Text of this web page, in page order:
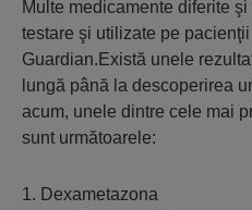
Multe medicamente diferite
testare şi utilizate pe
Guardian.Există unele
lungă până la descoperirea
acum, unele dintre cele mai
sunt următoarele:
1. Dexametazona